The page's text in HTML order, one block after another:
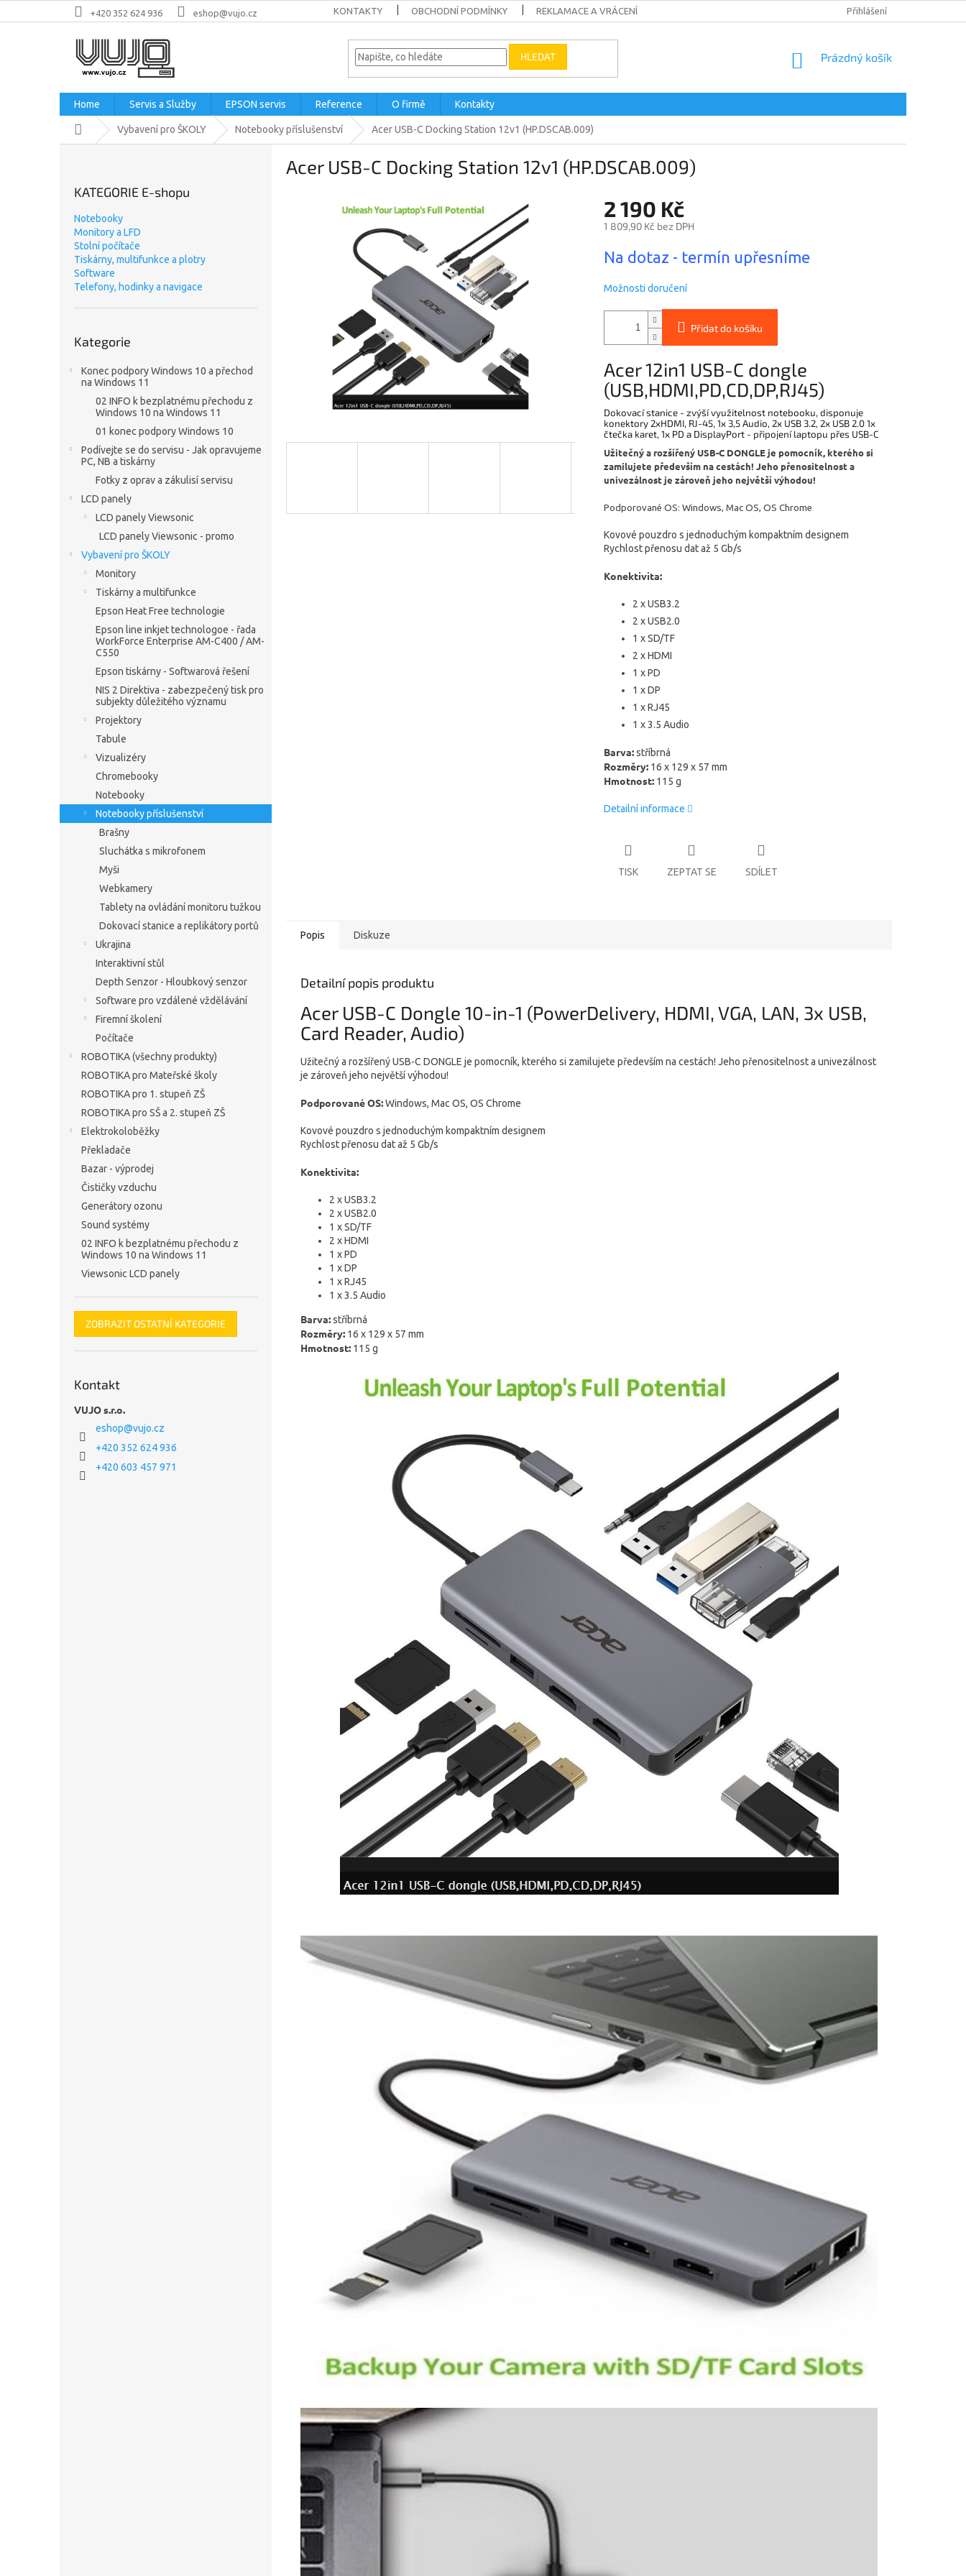
na
+420 352 624 936 eshop@vujo.cz KONTAKTY OBCHODNÍ PODMÍNKY REKLAMACE A VRÁCENÍ PODMÍNKY OCHRANY OSOBNÍCH ÚDAJŮ
Přihlášení
HLEDAT
NÁKUPNÍ
Prázdný košík
Home Servis a Služby EPSON servis Reference O firmě Kontakty
Domů Vybavení pro ŠKOLY Notebooky příslušenství Acer USB-C Docking Station 12v1 (HP.DSCAB.009)
KATEGORIE E-shopu
Notebooky
Monitory a LFD
Stolní počítače
Tiskárny, multifunkce a plotry
Software
Telefony, hodinky a navigace
kategorie
Kategorie
Konec podpory Windows 10 a přechod
na Windows 11
02 INFO k bezplatnému přechodu z
Windows 10 na Windows 11
01 konec podpory Windows 10
Podívejte se do servisu - Jak opravujeme
PC, NB a tiskárny
Fotky z oprav a zákulisí servisu
LCD panely
LCD panely Viewsonic
LCD panely Viewsonic - promo
Vybavení pro ŠKOLY
Monitory
Tiskárny a multifunkce
Epson Heat Free technologie
Epson line inkjet technologoe - řada
WorkForce Enterprise AM-C400 / AM-
C550
Epson tiskárny - Softwarová řešení
NIS 2 Direktiva - zabezpečený tisk pro
subjekty důležitého významu
Projektory
Tabule
Vizualizéry
Chromebooky
Notebooky
Notebooky příslušenství
Brašny
Sluchátka s mikrofonem
Myši
Webkamery
Tablety na ovládání monitoru tužkou
Dokovací stanice a replikátory portů
Ukrajina
Interaktivní stůl
Depth Senzor - Hloubkový senzor
Software pro vzdálené vždělávání
Firemní školení
Počítače
ROBOTIKA (všechny produkty)
ROBOTIKA pro Mateřské školy
ROBOTIKA pro 1. stupeň ZŠ
ROBOTIKA pro SŠ a 2. stupeň ZŠ
Elektrokoloběžky
Překladače
Bazar - výprodej
Čističky vzduchu
Generátory ozonu
Sound systémy
02 INFO k bezplatnému přechodu z
Windows 10 na Windows 11
Viewsonic LCD panely
ZOBRAZIT OSTATNÍ KATEGORIE
Kontakt
VUJO s.r.o.
eshop@vujo.cz
+420 352 624 936
+420 603 457 971
Acer USB-C Docking Station 12v1 (HP.DSCAB.009)
2 190 Kč
1 809,90 Kč bez DPH
cena:
Na dotaz - termín upřesníme
Možnosti doručení
Přidat do košíku
Acer 12in1 USB-C dongle
(USB,HDMI,PD,CD,DP,RJ45)
Dokovací stanice - zvýší využitelnost notebooku, disponuje
konektory 2xHDMI, RJ-45, 1x 3,5 Audio, 2x USB 3.2, 2x USB 2.0 1x
čtečka karet, 1x PD a DisplayPort - připojení laptopu přes USB-C
Užitečný a rozšířený USB-C DONGLE je pomocník, kterého si
zamilujete především na cestách! Jeho přenositelnost a
univezálnost je zároveň jeho největší výhodou!
Podporované OS: Windows, Mac OS, OS Chrome
Kovové pouzdro s jednoduchým kompaktním designem
Rychlost přenosu dat až 5 Gb/s
Konektivita:
2 x USB3.2
2 x USB2.0
1 x SD/TF
2 x HDMI
1 x PD
1 x DP
1 x RJ45
1 x 3.5 Audio
Barva: stříbrná
Rozměry: 16 x 129 x 57 mm
Hmotnost: 115 g
Detailní informace
TISK ZEPTAT SE SDÍLET
Popis Diskuze
Detailní popis produktu
Acer USB-C Dongle 10-in-1 (PowerDelivery, HDMI, VGA, LAN, 3x USB,
Card Reader, Audio)
Užitečný a rozšířený USB-C DONGLE je pomocník, kterého si zamilujete především na cestách! Jeho přenositelnost a univezálnost
je zároveň jeho největší výhodou!
Podporované OS:Windows, Mac OS, OS Chrome
Kovové pouzdro s jednoduchým kompaktním designem
Rychlost přenosu dat až 5 Gb/s
Konektivita:
2 x USB3.2
2 x USB2.0
1 x SD/TF
2 x HDMI
1 x PD
1 x DP
1 x RJ45
1 x 3.5 Audio
Barva:stříbrná
Rozměry: 16 x 129 x 57 mm
Hmotnost: 115 g